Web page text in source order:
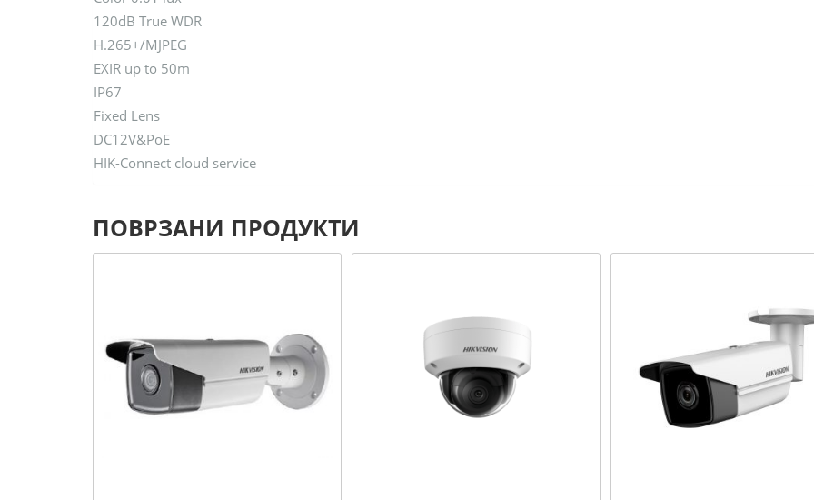
120dB True WDR
H.265+/MJPEG
EXIR up to 50m
IP67
Fixed Lens
DC12V&PoE
HIK-Connect cloud service
ПОВРЗАНИ ПРОДУКТИ